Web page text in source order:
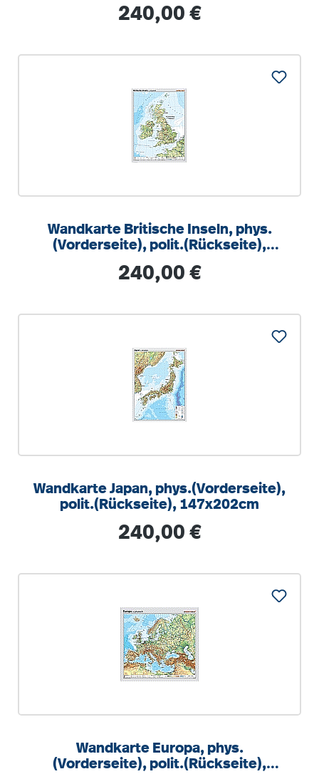
Regulärer Preis:
240,00 €
Wandkarte Britische Inseln, phys.
(Vorderseite), polit.(Rückseite),
Regulärer Preis:
240,00 €
Wandkarte Japan, phys.(Vorderseite),
polit.(Rückseite), 147x202cm
Regulärer Preis:
240,00 €
Wandkarte Europa, phys.
(Vorderseite), polit.(Rückseite),